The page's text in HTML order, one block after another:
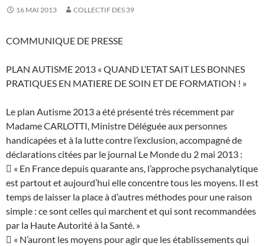
16 MAI 2013 COLLECTIF DES 39
COMMUNIQUE DE PRESSE
PLAN AUTISME 2013 « QUAND L’ETAT SAIT LES BONNES
PRATIQUES EN MATIERE DE SOIN ET DE FORMATION ! »
Le plan Autisme 2013 a été présenté très récemment par
Madame CARLOTTI, Ministre Déléguée aux personnes
handicapées et à la lutte contre l’exclusion, accompagné de
déclarations citées par le journal Le Monde du 2 mai 2013 :
 « En France depuis quarante ans, l’approche psychanalytique
est partout et aujourd’hui elle concentre tous les moyens. Il est
temps de laisser la place à d’autres méthodes pour une raison
simple : ce sont celles qui marchent et qui sont recommandées
par la Haute Autorité à la Santé. »
 « N’auront les moyens pour agir que les établissements qui